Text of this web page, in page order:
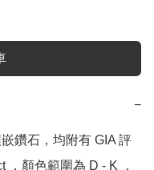
−
鑽石，均附有 GIA 評
，顏色範圍為 D - K ，